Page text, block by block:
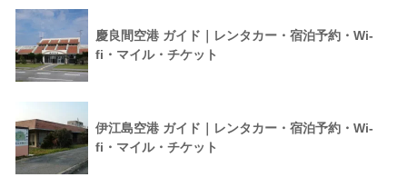
慶良間空港 ガイド｜レンタカー・宿泊予約・Wi-
fi・マイル・チケット
伊江島空港 ガイド｜レンタカー・宿泊予約・Wi-
fi・マイル・チケット